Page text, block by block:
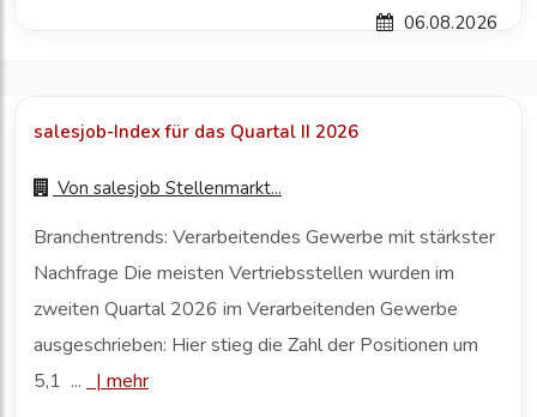
06.08.2026
salesjob-Index für das Quartal II 2026
Von salesjob Stellenmarkt...
Branchentrends: Verarbeitendes Gewerbe mit stärkster
Nachfrage Die meisten Vertriebsstellen wurden im
zweiten Quartal 2026 im Verarbeitenden Gewerbe
ausgeschrieben: Hier stieg die Zahl der Positionen um
5,1 ...
| mehr